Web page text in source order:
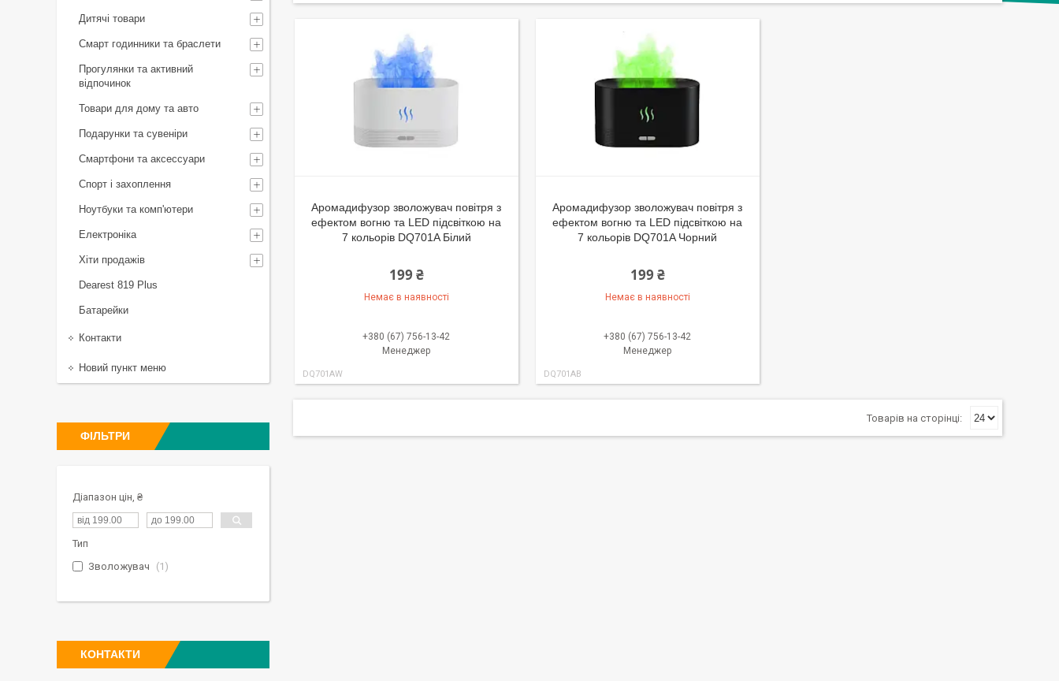
Аромадифузор зволожувач повітря з
ефектом вогню та LED підсвіткою на
7 кольорів DQ701A Білий
199 ₴
Немає в наявності
+380 (67) 756-13-42
Менеджер
DQ701AW
Аромадифузор зволожувач повітря з
ефектом вогню та LED підсвіткою на
7 кольорів DQ701A Чорний
199 ₴
Немає в наявності
+380 (67) 756-13-42
Менеджер
DQ701AB
Дитячі товари
Смарт годинники та браслети
Прогулянки та активний
відпочинок
Товари для дому та авто
Подарунки та сувеніри
Смартфони та аксессуари
Спорт і захоплення
Ноутбуки та комп'ютери
Електроніка
Хіти продажів
Dearest 819 Plus
Батарейки
Контакти
Новий пункт меню
ФІЛЬТРИ
Діапазон цін, ₴
Тип
Зволожувач
1
КОНТАКТИ